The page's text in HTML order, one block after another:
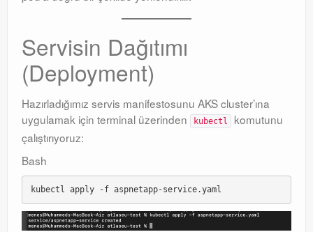
Servisin Dağıtımı
(Deployment)
Hazırladığımız servis manifestosunu AKS cluster’ına
uygulamak için terminal üzerinden
kubectl
komutunu
çalıştırıyoruz:
Bash